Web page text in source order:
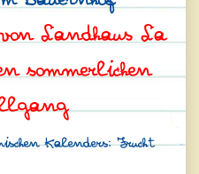
Landhaus La
sommerlichen
Kalenders: Frucht